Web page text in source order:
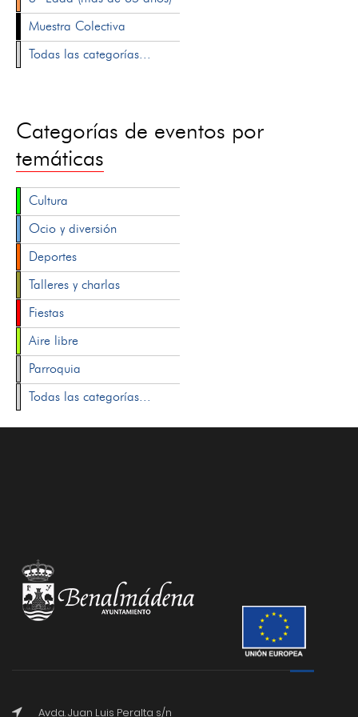
Muestra Colectiva
Todas las categorías...
Categorías de eventos por
temáticas
Cultura
Ocio y diversión
Deportes
Talleres y charlas
Fiestas
Aire libre
Parroquia
Todas las categorías...
Avda. Juan Luis Peralta s/n